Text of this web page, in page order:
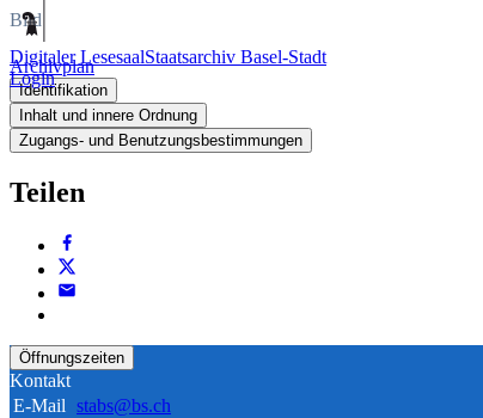
Digitaler LesesaalStaatsarchiv Basel-Stadt
Login
Bild
Archivplan
Identifikation
Inhalt und innere Ordnung
Zugangs- und Benutzungsbestimmungen
Teilen
Öffnungszeiten
Kontakt
E-Mail stabs@bs.ch